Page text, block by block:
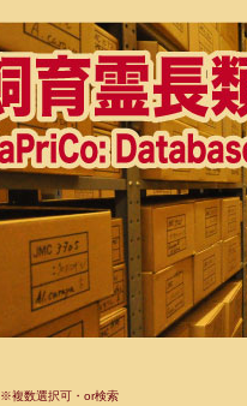
※複数選択可・or検索